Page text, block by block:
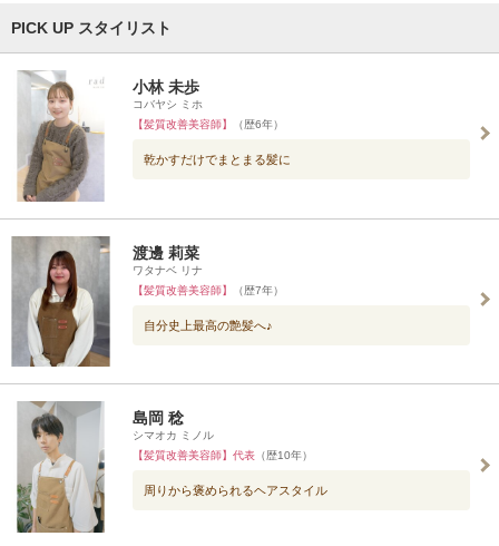
PICK UP スタイリスト
小林 未歩
コバヤシ ミホ
【髪質改善美容師】
（歴6年）
乾かすだけでまとまる髪に
渡邊 莉菜
ワタナベ リナ
【髪質改善美容師】
（歴7年）
自分史上最高の艶髪へ♪
島岡 稔
シマオカ ミノル
【髪質改善美容師】代表 （歴10年）
周りから褒められるヘアスタイル